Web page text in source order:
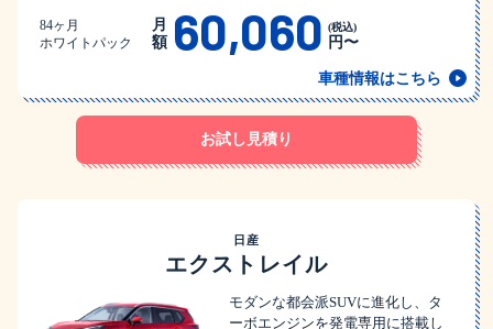
84ヶ月
ホワイトパック
月
額 60,060 (税込)
円〜
車種情報はこちら
お試し見積り
日産
エクストレイル
モダンな都会派SUVに進化し、タ
ーボエンジンを発電専用に搭載し